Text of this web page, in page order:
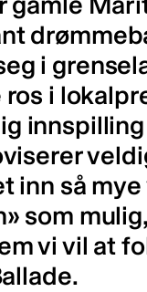
i
i
inn så
som
vi vil at